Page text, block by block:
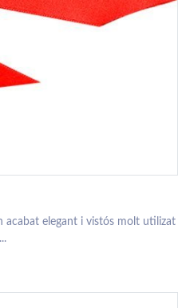
acabat elegant i vistós molt utilizat